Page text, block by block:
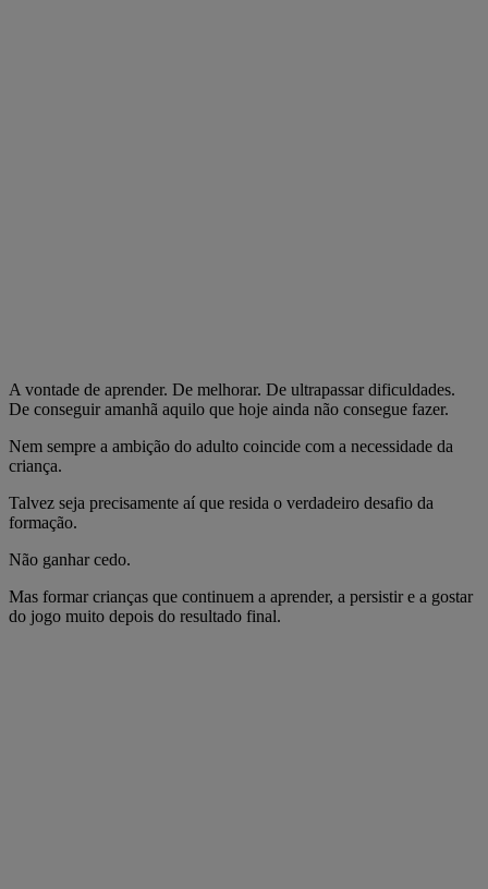
A vontade de aprender. De melhorar. De ultrapassar dificuldades.
De conseguir amanhã aquilo que hoje ainda não consegue fazer.
Nem sempre a ambição do adulto coincide com a necessidade da
criança.
Talvez seja precisamente aí que resida o verdadeiro desafio da
formação.
Não ganhar cedo.
Mas formar crianças que continuem a aprender, a persistir e a gostar
do jogo muito depois do resultado final.